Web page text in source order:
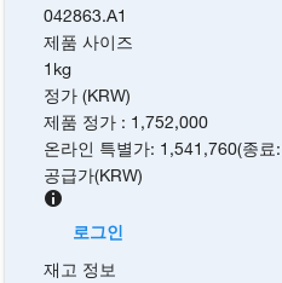
042863.A1
제품 사이즈
1kg
정가 (KRW)
제품 정가 : 1,752,000
온라인 특별가: 1,541,760(종료
공급가(KRW)
로그인
재고 정보